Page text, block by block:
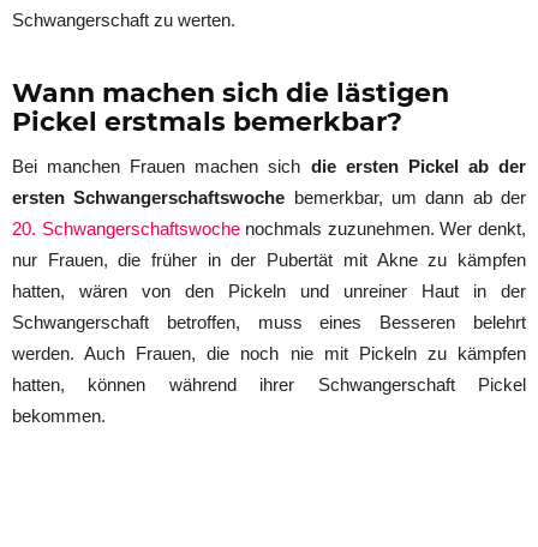
Schwangerschaft zu werten.
Wann machen sich die lästigen
Pickel erstmals bemerkbar?
Bei manchen Frauen machen sich die ersten Pickel ab der
ersten Schwangerschaftswoche bemerkbar, um dann ab der
20. Schwangerschaftswochenochmals zuzunehmen. Wer denkt,
nur Frauen, die früher in der Pubertät mit Akne zu kämpfen
hatten, wären von den Pickeln und unreiner Haut in der
Schwangerschaft betroffen, muss eines Besseren belehrt
werden. Auch Frauen, die noch nie mit Pickeln zu kämpfen
hatten, können während ihrer Schwangerschaft Pickel
bekommen.